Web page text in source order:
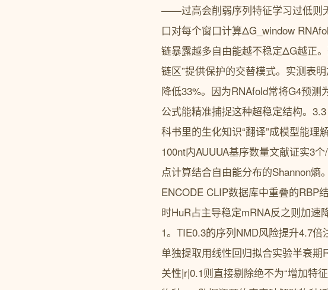
——过高会削弱序列特征学习过低则
口对每个窗口计算ΔG_window
链暴露越多自由能越不稳定ΔG越正
链区”提供保护的交替模式。实测表
降低33%。因为RNAfold常将G4预
公式能精准捕捉这种超稳定结构。
科书里的生化知识“翻译”成模型能
100nt内AUUUA基序数量文献证实3
点计算结合自由能分布的Shannon
ENCODE CLIP数据库中重叠的RBP
时HuR占主导稳定mRNA反之则加速
1。TIE0.3的序列NMD风险提升4.7
单独提取用线性回归拟合实验半衰
关性|r|0.1则直接剔除绝不为“增加特